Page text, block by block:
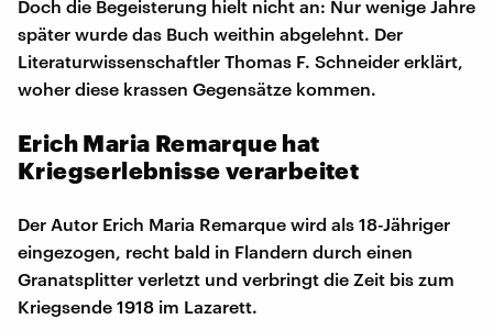
Doch die Begeisterung hielt nicht an: Nur wenige Jahre
später wurde das Buch weithin abgelehnt. Der
Literaturwissenschaftler Thomas F. Schneider erklärt,
woher diese krassen Gegensätze kommen.
Erich Maria Remarque hat
Kriegserlebnisse verarbeitet
Der Autor Erich Maria Remarque wird als 18-Jähriger
eingezogen, recht bald in Flandern durch einen
Granatsplitter verletzt und verbringt die Zeit bis zum
Kriegsende 1918 im Lazarett.